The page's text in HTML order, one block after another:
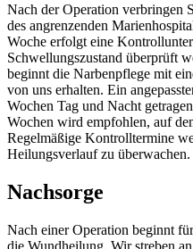
Nach der Operation verbringen
des angrenzenden
Woche erfolgt eine
Schwellungszustand überprüft
beginnt die Narbenpflege mit
von uns erhalten. Ein
Wochen Tag und Nacht
Wochen wird empfohlen, auf
Regelmäßige Kontrolltermine
Heilungsverlauf zu überwachen.
Nachsorge
Nach einer Operation beginnt
die Wundheilung. Wir streben